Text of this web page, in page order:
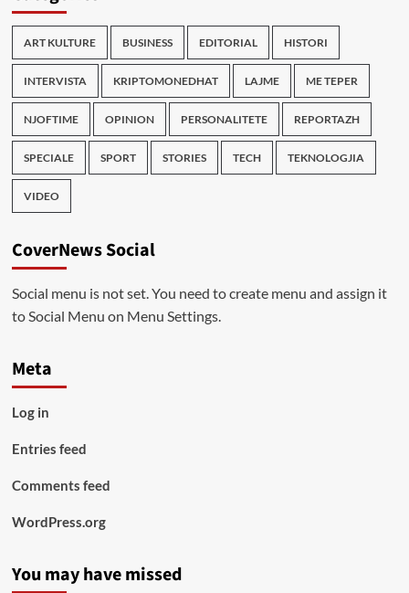
ART KULTURE BUSINESS EDITORIAL HISTORI
INTERVISTA KRIPTOMONEDHAT LAJME ME TEPER
NJOFTIME OPINION PERSONALITETE REPORTAZH
SPECIALE SPORT STORIES TECH TEKNOLOGJIA
VIDEO
CoverNews Social
Social menu is not set. You need to create menu and assign it
to Social Menu on Menu Settings.
Meta
Log in
Entries feed
Comments feed
WordPress.org
You may have missed